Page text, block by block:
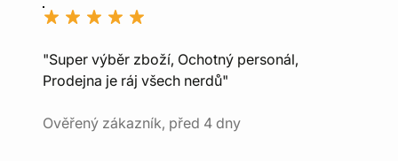
"Super výběr zboží, Ochotný personál,
Prodejna je ráj všech nerdů"
Ověřený zákazník, před 4 dny